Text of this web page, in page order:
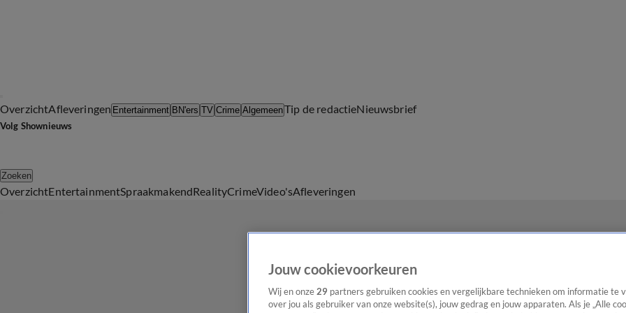
OverzichtAfleveringen Entertainment BN'ers TV Crime AlgemeenTip de redactieNieuwsbrief
Volg Shownieuws
Zoeken
OverzichtEntertainmentSpraakmakendRealityCrimeVideo'sAfleveringen
Jouw cookievoorkeuren
Wij en onze 29 partners gebruiken cookies en vergelijkbare technieken om informatie te
over jou als gebruiker van onze website(s), jouw gedrag en jouw apparaten. Als je „Alle